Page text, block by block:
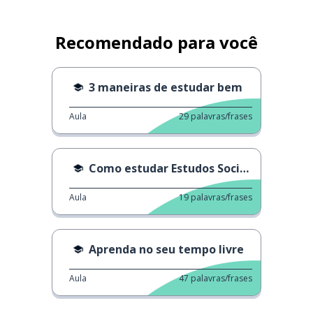
Recomendado para você
3 maneiras de estudar bem
Aula 29 palavras/frases
Como estudar Estudos Sociais
Aula 19 palavras/frases
Aprenda no seu tempo livre
Aula 47 palavras/frases